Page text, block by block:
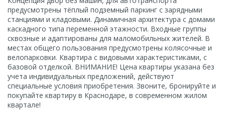
предусмотрены тёплый подземный паркинг с зарядными
станциями и кладовыми. Динамичная архитектура с домами
каскадного типа переменной этажности. Входные группы
сквозные и адаптированы для маломобильных жителей. В
местах общего пользования предусмотрены колясочные и
велопарковки. Квартира с видовыми характеристиками, с
базовой отделкой. ВНИМАНИЕ! Цена квартиры указана без
учета индивидуальных предложений, действуют
специальные условия приобретения. Звоните, бронируйте и
покупайте квартиру в Краснодаре, в современном жилом
квартале!